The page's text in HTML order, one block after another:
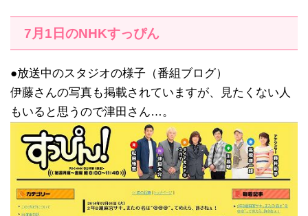
7月1日のNHKすっぴん
●放送中のスタジオの様子（番組ブログ）
伊藤さんの写真も掲載されていますが、見たくない人
もいると思うので津田さん…。